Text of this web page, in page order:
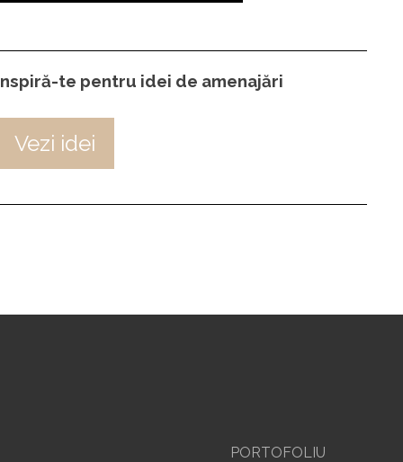
te pentru idei de amenajări
Vezi idei
PORTOFOLIU